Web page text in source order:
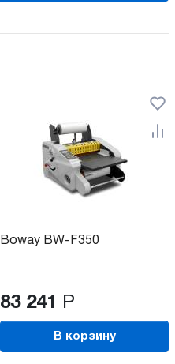
Boway BW-F350
83 241 Р
В корзину